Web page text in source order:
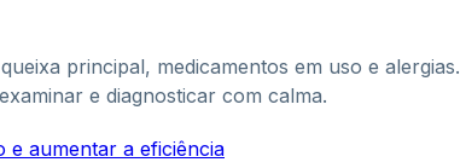
principal, medicamentos em uso e alergias.
e diagnosticar com calma.
e aumentar a eficiência